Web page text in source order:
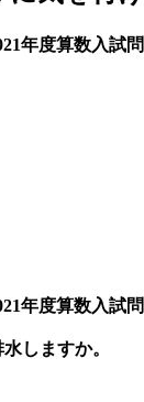
年度算数入試
年度算数入試
しますか。